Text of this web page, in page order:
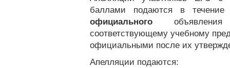
баллами подаются в
официального
соответствующему учебному
официальными после их
Апелляции подаются: